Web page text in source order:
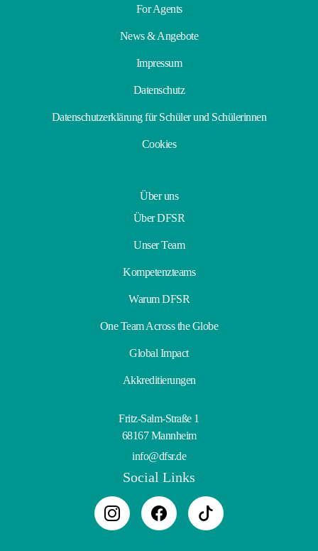
For Agents
News & Angebote
Impressum
Datenschutz
Datenschutzerklärung für Schüler und Schülerinnen
Cookies
Über uns
Über DFSR
Unser Team
Kompetenzteams
Warum DFSR
One Team Across the Globe
Global Impact
Akkreditierungen
Fritz-Salm-Straße 1
68167 Mannheim
info@dfsr.de
Social Links